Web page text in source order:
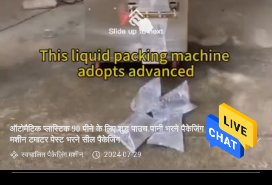
ऑटोमैटिक प्लास्टिक 90 पीने के लिए शुद्ध पाउच पानी भरने पैकेजिंग बनाने की
मशीन टमाटर पेस्ट भरने सील पैकेजिंग
स्वचालित पैकेजिंग मशीन 2024-07-29